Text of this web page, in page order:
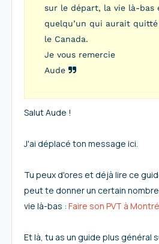
sur le départ, la vie là-bas
quelqu’un qui aurait
le Canada.
Je vous remercie
Aude
Salut Aude !
J'ai déplacé ton message ici.
Tu peux d'ores et déjà lire ce
peut te donner un certain
vie là-bas : Faire son PVT à
Et là, tu as un guide plus général